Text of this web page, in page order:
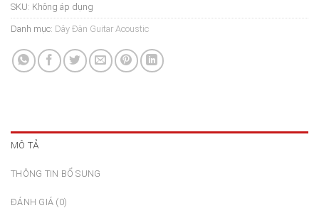
SKU: Không áp dụng
Danh mục: Dây Đàn Guitar Acoustic
MÔ TẢ
THÔNG TIN BỔ SUNG
ĐÁNH GIÁ (0)